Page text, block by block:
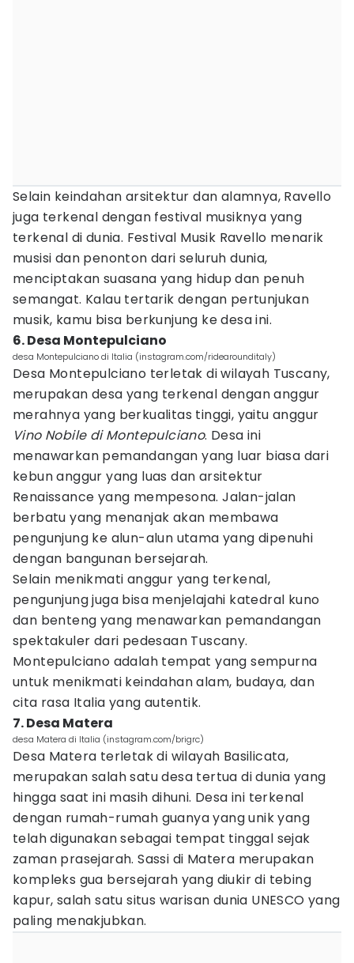
Selain keindahan arsitektur dan alamnya, Ravello
juga terkenal dengan festival musiknya yang
terkenal di dunia. Festival Musik Ravello menarik
musisi dan penonton dari seluruh dunia,
menciptakan suasana yang hidup dan penuh
semangat. Kalau tertarik dengan pertunjukan
musik, kamu bisa berkunjung ke desa ini.
6. Desa Montepulciano
desa Montepulciano di Italia (instagram.com/ridearounditaly)
Desa Montepulciano terletak di wilayah Tuscany,
merupakan desa yang terkenal dengan anggur
merahnya yang berkualitas tinggi, yaitu anggur
Vino Nobile di Montepulciano. Desa ini
menawarkan pemandangan yang luar biasa dari
kebun anggur yang luas dan arsitektur
Renaissance yang mempesona. Jalan-jalan
berbatu yang menanjak akan membawa
pengunjung ke alun-alun utama yang dipenuhi
dengan bangunan bersejarah.
Selain menikmati anggur yang terkenal,
pengunjung juga bisa menjelajahi katedral kuno
dan benteng yang menawarkan pemandangan
spektakuler dari pedesaan Tuscany.
Montepulciano adalah tempat yang sempurna
untuk menikmati keindahan alam, budaya, dan
cita rasa Italia yang autentik.
7. Desa Matera
desa Matera di Italia (instagram.com/brigrc)
Desa Matera terletak di wilayah Basilicata,
merupakan salah satu desa tertua di dunia yang
hingga saat ini masih dihuni. Desa ini terkenal
dengan rumah-rumah guanya yang unik yang
telah digunakan sebagai tempat tinggal sejak
zaman prasejarah. Sassi di Matera merupakan
kompleks gua bersejarah yang diukir di tebing
kapur, salah satu situs warisan dunia UNESCO yang
paling menakjubkan.